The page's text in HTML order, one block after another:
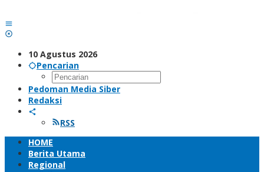
10 Agustus 2026
Pencarian
Pedoman Media Siber
Redaksi
RSS
HOME
Berita Utama
Regional